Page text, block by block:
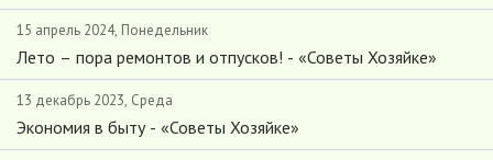
15 апрель 2024, Понедельник
Лето – пора ремонтов и отпусков! - «Советы Хозяйке»
13 декабрь 2023, Среда
Экономия в быту - «Советы Хозяйке»